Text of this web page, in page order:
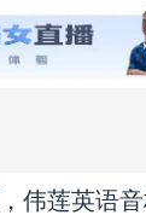
伟莲英语音